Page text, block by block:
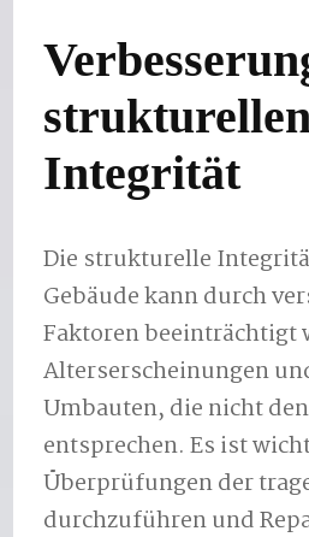
Integrität
Die strukturelle
Gebäude kann durch
Faktoren beeinträchtigt
Alterserscheinungen
Umbauten, die nicht
entsprechen. Es ist
Überprüfungen der
durchzuführen und